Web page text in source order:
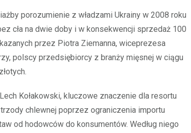
porozumienie z władzami Ukrainy w 2008 roku
cła na dwie doby i w konsekwencji sprzedaż 100
przez Piotra Ziemanna, wiceprezesa
polscy przedsiębiorcy z branży mięsnej w ciągu
Kołakowski, kluczowe znaczenie dla resortu
chlewnej poprzez ograniczenia importu
od hodowców do konsumentów. Według niego